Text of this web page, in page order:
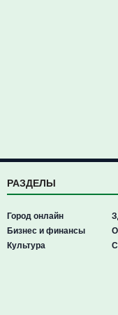
РАЗДЕЛЫ
Город онлайн
Бизнес и финансы
Культура